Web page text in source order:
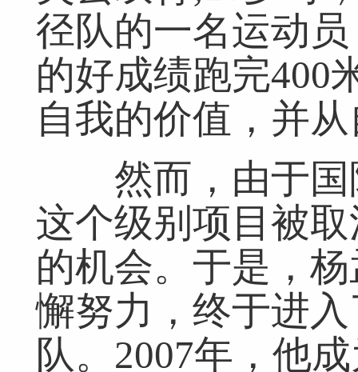
径队的一名运动
的好成绩跑完400
自我的价值，并
然而，由于国
这个级别项目被
的机会。于是，
懈努力，终于进
队。2007年，他